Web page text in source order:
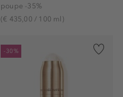
poupe -35%
(€ 435,00 / 100 ml)
-30%